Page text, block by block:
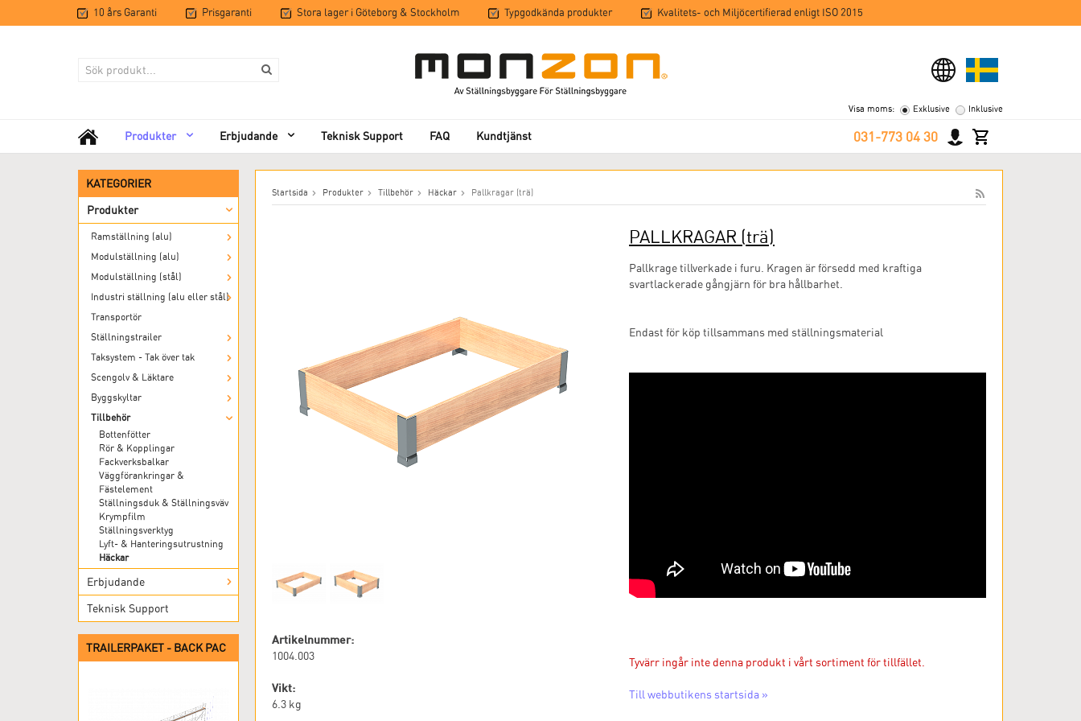
10 års Garanti Prisgaranti Stora lager i Göteborg & Stockholm Typgodkända produkter Kvalitets- och Miljöcertifierad enligt ISO 2015
Visa moms: Exklusive Inklusive
Produkter Erbjudande Teknisk Support FAQ Kundtjänst 031-773 04 30
KATEGORIER
Produkter
Ramställning (alu)
Modulställning (alu)
Modulställning (stål)
Industri ställning (alu eller stål)
Transportör
Ställningstrailer
Taksystem - Tak över tak
Scengolv & Läktare
Byggskyltar
Tillbehör
Bottenfötter
Rör & Kopplingar
Fackverksbalkar
Väggförankringar &
Fästelement
Ställningsduk & Ställningsväv
Krympfilm
Ställningsverktyg
Lyft- & Hanteringsutrustning
Häckar
Erbjudande
Teknisk Support
TRAILERPAKET - BACK PAC
Startsida Produkter Tillbehör Häckar Pallkragar (trä)
PALLKRAGAR (trä)
Pallkrage tillverkade i furu. Kragen är försedd med kraftiga
svartlackerade gångjärn för bra hållbarhet.
Endast för köp tillsammans med ställningsmaterial
Tyvärr ingår inte denna produkt i vårt sortiment för tillfället.
Till webbutikens startsida »
Artikelnummer:
1004.003
Vikt:
6.3 kg